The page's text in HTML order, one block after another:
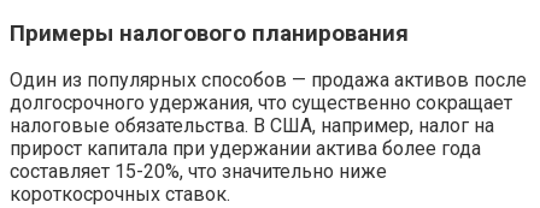
Примеры налогового планирования
Один из популярных способов — продажа активов после
долгосрочного удержания, что существенно сокращает
налоговые обязательства. В США, например, налог на
прирост капитала при удержании актива более года
составляет 15-20%, что значительно ниже
короткосрочных ставок.